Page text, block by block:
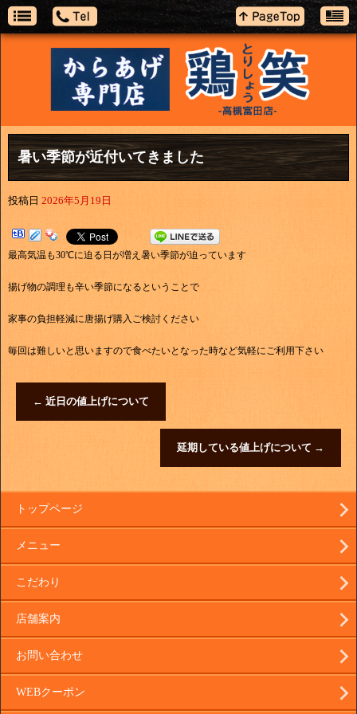
暑い季節が近付いてきました
投稿日 2026年5月19日
最高気温も30℃に迫る日が増え暑い季節が迫っています
揚げ物の調理も辛い季節になるということで
家事の負担軽減に唐揚げ購入ご検討ください
毎回は難しいと思いますので食べたいとなった時など気軽にご利用下さい
← 近日の値上げについて
延期している値上げについて →
トップページ
メニュー
こだわり
店舗案内
お問い合わせ
WEBクーポン